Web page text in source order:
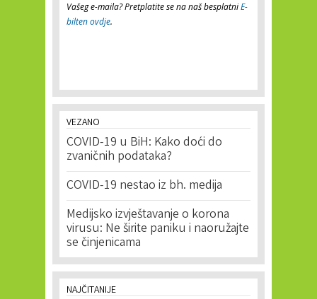
Vašeg e-maila? Pretplatite se na naš besplatniE-
bilten ovdje.
VEZANO
COVID-19 u BiH: Kako doći do
zvaničnih podataka?
COVID-19 nestao iz bh. medija
Medijsko izvještavanje o korona
virusu: Ne širite paniku i naoružajte
se činjenicama
NAJČITANIJE